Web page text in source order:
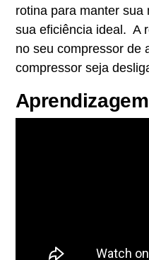
rotina para manter sua
sua eficiência ideal. A
no seu compressor de
compressor seja
Aprendizagem